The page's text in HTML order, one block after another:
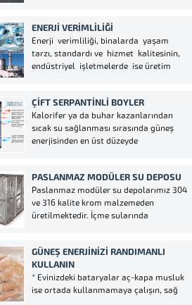
olmasıdır. İhtiyaç duyulduğunda depo
hacminin yerinde arttırılabilir veya
demonte edilerek başka bir yerde
kolaylıkla yeniden montajı mümkündür.
ENERJI VERIMLILIĞI
Enerji verimliliği, binalarda yaşam
tarzı, standardı ve hizmet kalitesinin,
endüstriyel işletmelerde ise üretim
miktarı başına enerji tüketiminin
azaltılmasıdır. Isıtma, aydınlatma ve
ulaşım ihtiyaçlarımızı doğal olarak
karşılarken, elektrikli ev eşyalarımızı
ÇIFT SERPANTINLI BOYLER
Kalorifer ya da buhar kazanlarından
sıcak su sağlanması sırasında güneş
enerjisinden en üst düzeyde
sistemine bağlanır. Güneş enerjisinden
elde edilen sıcak suyun vermiş olduğu
ısıyı kullanım suyuna aktarır.
Kullanımdaki sıcak suyu önceden...
PASLANMAZ MODÜLER SU DEPOSU
Paslanmaz modüler su depolarımız 304
ve 316 kalite krom malzemeden
üretilmektedir. İçme sularında
Kimyasal bileşeni %18 krom ve %8 nikel
içerdiği için korozyona karşı daha
dirençli olmaktadır.
GÜNEŞ ENERJINIZI RANDIMANLI
KULLANIN
* Evinizdeki bataryalar aç-kapa musluk
ise ortada kullanmamaya çalışın, sağ